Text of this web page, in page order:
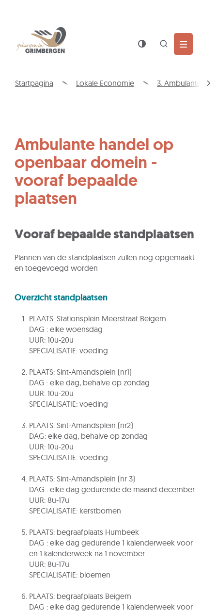
Gemeente
Grimbergen
Zoek
verbergen
Startpagina Lokale Economie 3. Ambulante
Ambulante handel op
openbaar domein -
vooraf bepaalde
plaatsen
Vooraf bepaalde standplaatsen
Plannen van de standplaatsen zullen nog opgemaakt
en toegevoegd worden
Overzicht standplaatsen
PLAATS: Stationsplein Meerstraat Beigem
DAG : elke woensdag
UUR: 10u-20u
SPECIALISATIE: voeding
PLAATS: Sint-Amandsplein (nr1)
DAG : elke dag, behalve op zondag
UUR: 10u-20u
SPECIALISATIE: voeding
PLAATS: Sint-Amandsplein (nr2)
DAG: elke dag, behalve op zondag
UUR: 10u-20u
SPECIALISATIE: voeding
PLAATS: Sint-Amandsplein (nr 3)
DAG : elke dag gedurende de maand december
UUR: 8u-17u
SPECIALISATIE: kerstbomen
PLAATS: begraafplaats Humbeek
DAG : elke dag gedurende 1 kalenderweek voor
en 1 kalenderweek na 1 november
UUR: 8u-17u
SPECIALISATIE: bloemen
PLAATS: begraafplaats Beigem
DAG : elke dag gedurende 1 kalenderweek voor